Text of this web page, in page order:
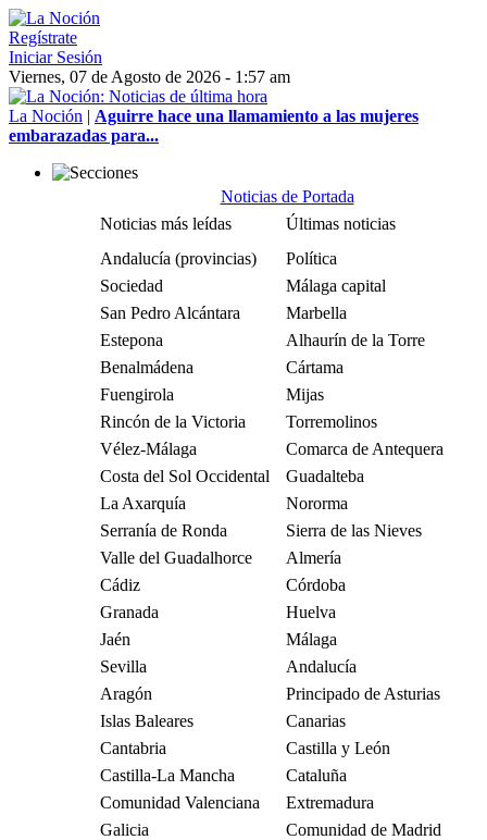
Regístrate
Iniciar Sesión
Viernes, 07 de Agosto de 2026 - 1:57 am
La Noción | Aguirre hace una llamamiento a las mujeres
embarazadas para...
Noticias de Portada
Noticias más leídas
Últimas noticias
Andalucía (provincias)
Política
Sociedad
Málaga capital
San Pedro Alcántara
Marbella
Estepona
Alhaurín de la Torre
Benalmádena
Cártama
Fuengirola
Mijas
Rincón de la Victoria
Torremolinos
Vélez-Málaga
Comarca de Antequera
Costa del Sol Occidental
Guadalteba
La Axarquía
Nororma
Serranía de Ronda
Sierra de las Nieves
Valle del Guadalhorce
Almería
Cádiz
Córdoba
Granada
Huelva
Jaén
Málaga
Sevilla
Andalucía
Aragón
Principado de Asturias
Islas Baleares
Canarias
Cantabria
Castilla y León
Castilla-La Mancha
Cataluña
Comunidad Valenciana
Extremadura
Galicia
Comunidad de Madrid